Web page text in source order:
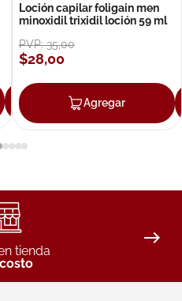
Agregar
Loción capilar foligain men
minoxidil trixidil loción 59 ml
PVP:35,00
$28,00
Agregar
tienda